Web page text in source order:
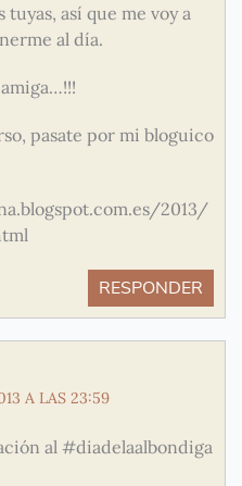
así que me voy a
al día.
pasate por mi bloguico
2013/
RESPONDER
A LAS 23:59
al #diadelaalbondiga